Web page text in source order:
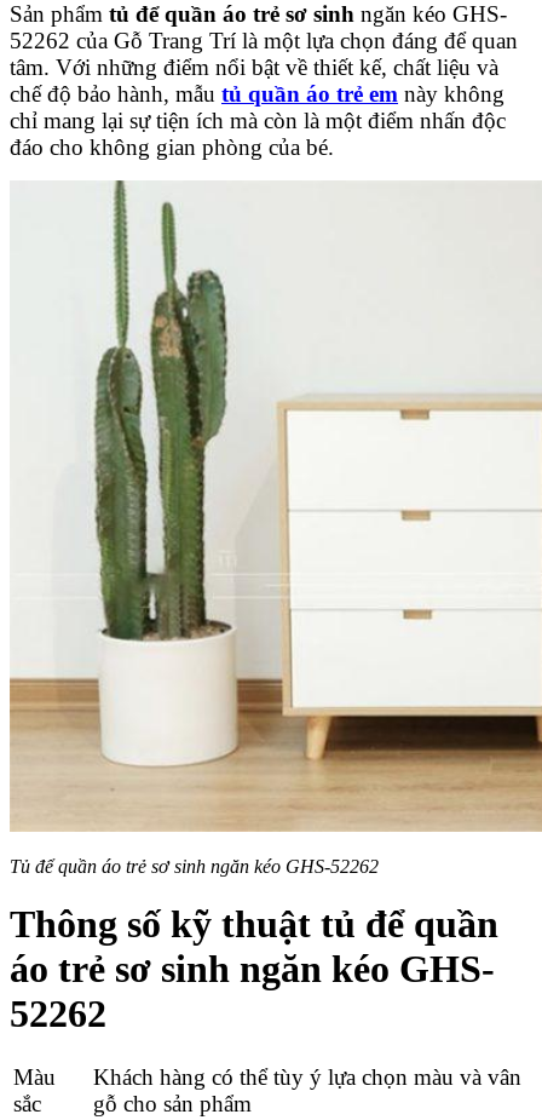
Sản phẩm tủ để quần áo trẻ sơ sinh ngăn kéo GHS-
52262 của Gỗ Trang Trí là một lựa chọn đáng để quan
tâm. Với những điểm nổi bật về thiết kế, chất liệu và
chế độ bảo hành, mẫu tủ quần áo trẻ em này không
chỉ mang lại sự tiện ích mà còn là một điểm nhấn độc
đáo cho không gian phòng của bé.
Tủ để quần áo trẻ sơ sinh ngăn kéo GHS-52262
Thông số kỹ thuật tủ để quần
áo trẻ sơ sinh ngăn kéo GHS-
52262
Màu
sắc
Khách hàng có thể tùy ý lựa chọn màu và vân
gỗ cho sản phẩm